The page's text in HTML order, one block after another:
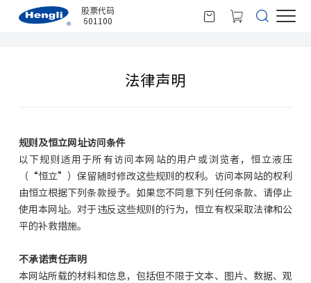
股票代码
601100
法律声明
规则及恒立网址访问条件
以下规则适用于所有访问本网站的用户或浏览者，恒立液压
（“恒立”）保留随时修改这些规则的权利。访问本网站的权利
由恒立根据下列条款授予。如果您不同意下列任何条款、请停止
使用本网址。对于违反这些规则的行为，恒立有权采取法律和公
平的补救措施。
不承诺责任声明
本网站所载的材料和信息，包括但不限于文本、图片、数据、观